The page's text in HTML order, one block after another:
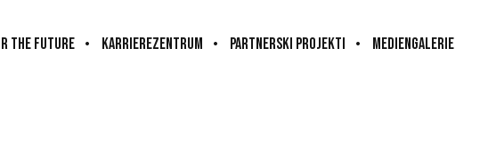
THE FUTURE KARRIEREZENTRUM PARTNERSKI PROJEKTI MEDIENGALERIE